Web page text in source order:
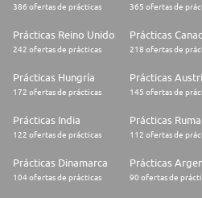
386 ofertas de prácticas 365 ofertas de
Prácticas Reino Unido
242 ofertas de prácticas
Prácticas
218 ofertas de
Prácticas Hungría
172 ofertas de prácticas
Prácticas
145 ofertas de
Prácticas India
122 ofertas de prácticas
Prácticas
112 ofertas de
Prácticas Dinamarca
104 ofertas de prácticas
Prácticas
90 ofertas de